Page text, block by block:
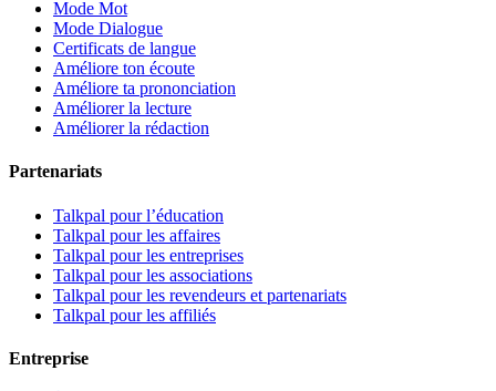
Mode Mot
Mode Dialogue
Certificats de langue
Améliore ton écoute
Améliore ta prononciation
Améliorer la lecture
Améliorer la rédaction
Partenariats
Talkpal pour l’éducation
Talkpal pour les affaires
Talkpal pour les entreprises
Talkpal pour les associations
Talkpal pour les revendeurs et partenariats
Talkpal pour les affiliés
Entreprise